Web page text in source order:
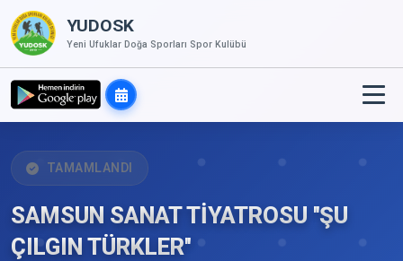
YUDOSK
Yeni Ufuklar Doğa Sporları Spor Kulübü
TAMAMLANDI
SAMSUN SANAT TİYATROSU ''ŞU
ÇILGIN TÜRKLER''